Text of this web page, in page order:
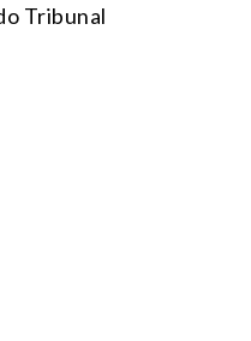
Tribunal